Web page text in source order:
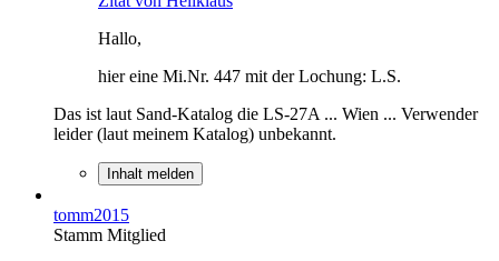
Hallo,
hier eine Mi.Nr. 447 mit der Lochung: L.S.
Das ist laut Sand-Katalog die LS-27A ... Wien ... Verwender
leider (laut meinem Katalog) unbekannt.
Inhalt melden
tomm2015
Stamm Mitglied